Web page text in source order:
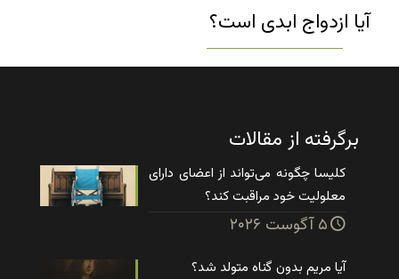
آیا ازدواج ابدی است؟
برگرفته از مقالات
کلیسا چگونه می‌تواند از اعضای دارای
معلولیت خود مراقبت کند؟
۵ آگوست ۲۰۲۶
آیا مریم بدون گناه متولد شد؟